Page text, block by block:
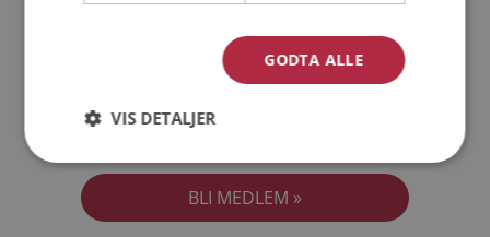
Jeg akseptererMedlemsvilkårene
GODTA ALLE
VIS DETALJER